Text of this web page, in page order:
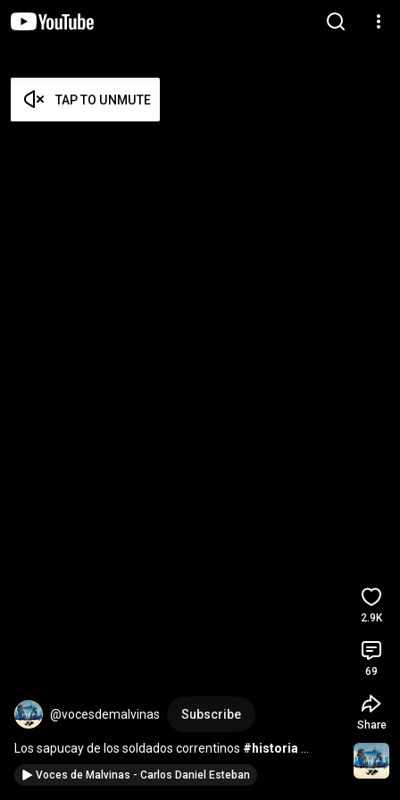
TAP TO UNMUTE
@vocesdemalvinas Subscribe
Los sapucay de los soldados correntinos #historia
#history#documental#malvinas
Voces de Malvinas - Carlos Daniel Esteban
2.9K
69
Share